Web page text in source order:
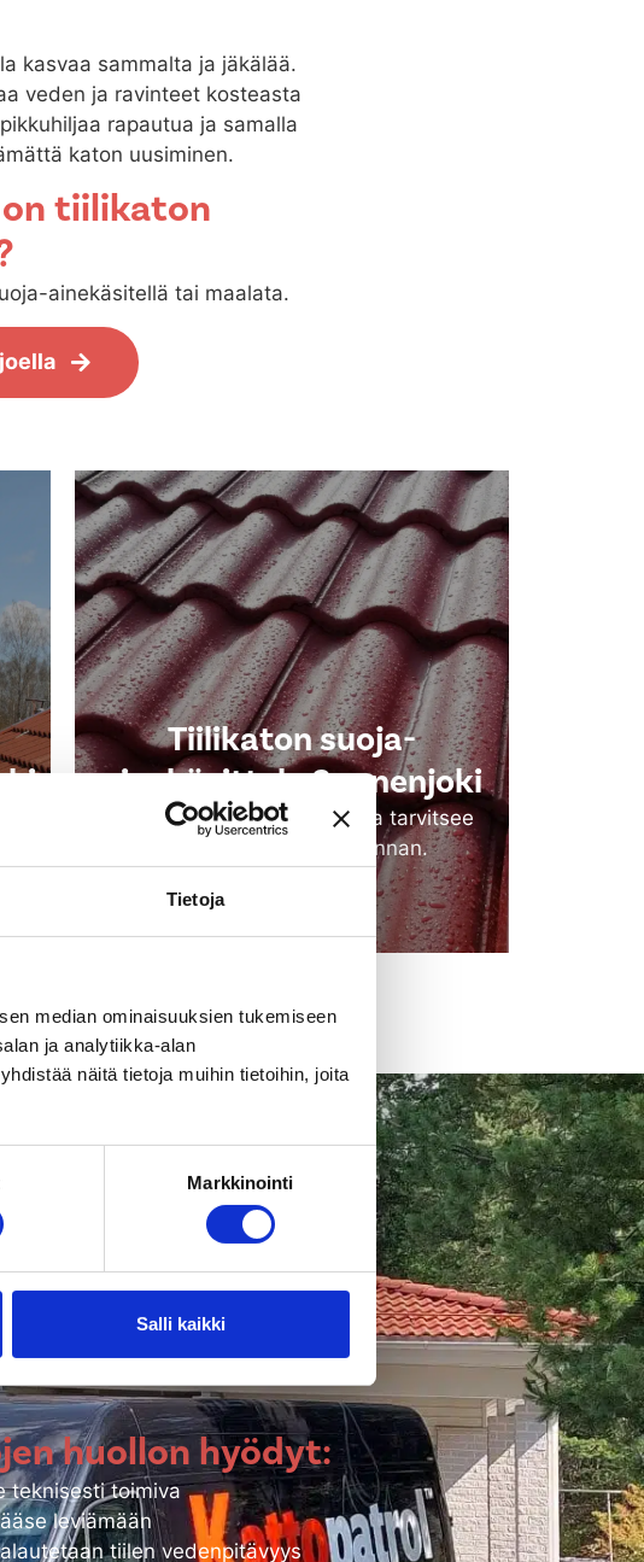
Tietoja
median ominaisuuksien tukemiseen
ja analytiikka-alan
näitä tietoja muihin tietoihin, joita
Markkinointi
Salli kaikki
kasvaa sammalta ja jäkälää.
veden ja ravinteet kosteasta
rapautua ja samalla
katon uusiminen.
tiilikaton
ainekäsitellä tai maalata.
Tiilikaton suoja-
ainekäsittely Suonenjoki
Vanha tiilikatto huokoinen ja tarvitsee
uuden vettä pitävän pinnan.
paljon
pidentää ja estää tiilikaton
teknisesti toimiviksi.
huollon hyödyt:
teknisesti toimiva
leviämään
tiilen vedenpitävyys